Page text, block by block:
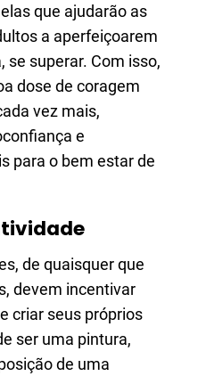
que ajudarão as
a aperfeiçoarem
se superar. Com isso,
dose de coragem
vez mais,
e
para o bem estar de
de quaisquer que
devem incentivar
criar seus próprios
ser uma pintura,
de uma